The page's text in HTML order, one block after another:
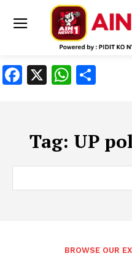
Facebook
X
Tag: UP
BROWSE OUR